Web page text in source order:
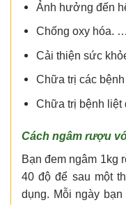
Ảnh hưởng đến
Chống oxy hóa. …
Cải thiện sức
Chữa trị các
Chữa trị bệnh liệt
Cách ngâm rượu
Bạn đem ngâm 1kg
40 độ để sau một
dụng. Mỗi ngày